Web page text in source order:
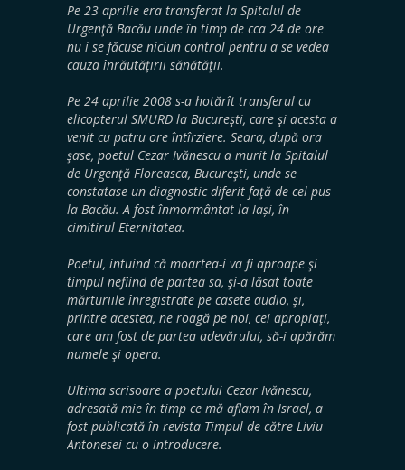
Pe 23 aprilie era transferat la Spitalul de
Urgenţă Bacău unde în timp de cca 24 de ore
nu i se făcuse niciun control pentru a se vedea
cauza înrăutăţirii sănătăţii.
Pe 24 aprilie 2008 s-a hotărît transferul cu
elicopterul SMURD la Bucureşti, care şi acesta a
venit cu patru ore întîrziere. Seara, după ora
şase, poetul Cezar Ivănescu a murit la Spitalul
de Urgenţă Floreasca, Bucureşti, unde se
constatase un diagnostic diferit faţă de cel pus
la Bacău. A fost înmormântat la Iași, în
cimitirul Eternitatea.
Poetul, intuind că moartea-i va fi aproape şi
timpul nefiind de partea sa, şi-a lăsat toate
mărturiile înregistrate pe casete audio, şi,
printre acestea, ne roagă pe noi, cei apropiaţi,
care am fost de partea adevărului, să-i apărăm
numele şi opera.
Ultima scrisoare a poetului Cezar Ivănescu,
adresată mie în timp ce mă aflam în Israel, a
fost publicată în revista Timpul de către Liviu
Antonesei cu o introducere.